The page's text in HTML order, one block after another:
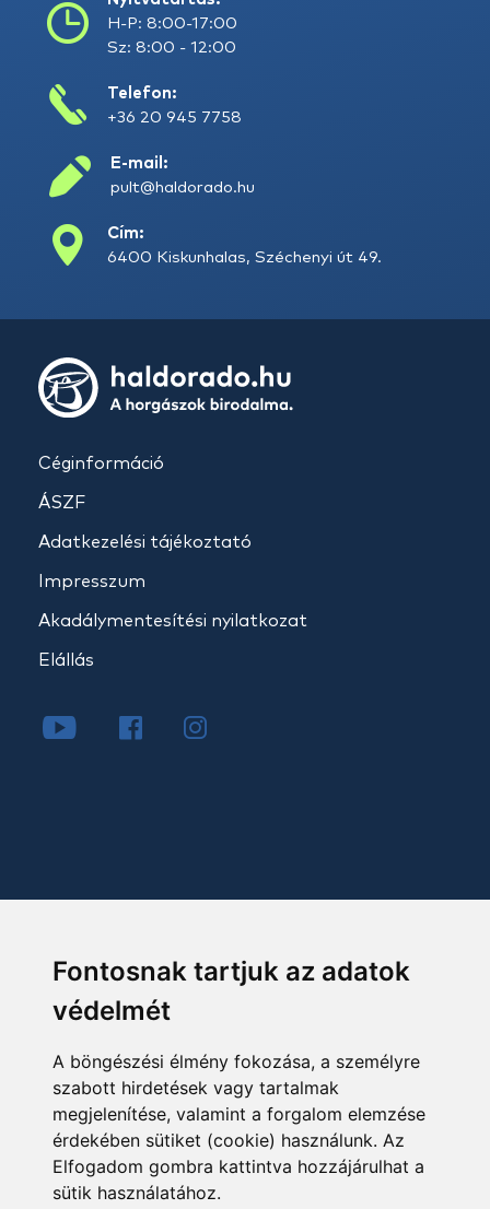
Fontosnak tartjuk az adatok
védelmét
A böngészési élmény fokozása, a személyre
szabott hirdetések vagy tartalmak
megjelenítése, valamint a forgalom elemzése
érdekében sütiket (cookie) használunk. Az
Elfogadom gombra kattintva hozzájárulhat a
sütik használatához.
H-P: 8:00-17:00
Sz: 8:00 - 12:00
Telefon:
+36 20 945 7758
E-mail:
pult@haldorado.hu
Cím:
6400 Kiskunhalas, Széchenyi út 49.
Céginformáció
ÁSZF
Adatkezelési tájékoztató
Impresszum
Akadálymentesítési nyilatkozat
Elállás